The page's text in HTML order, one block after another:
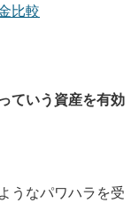
比較
ていう資産を有効
うなパワハラを受